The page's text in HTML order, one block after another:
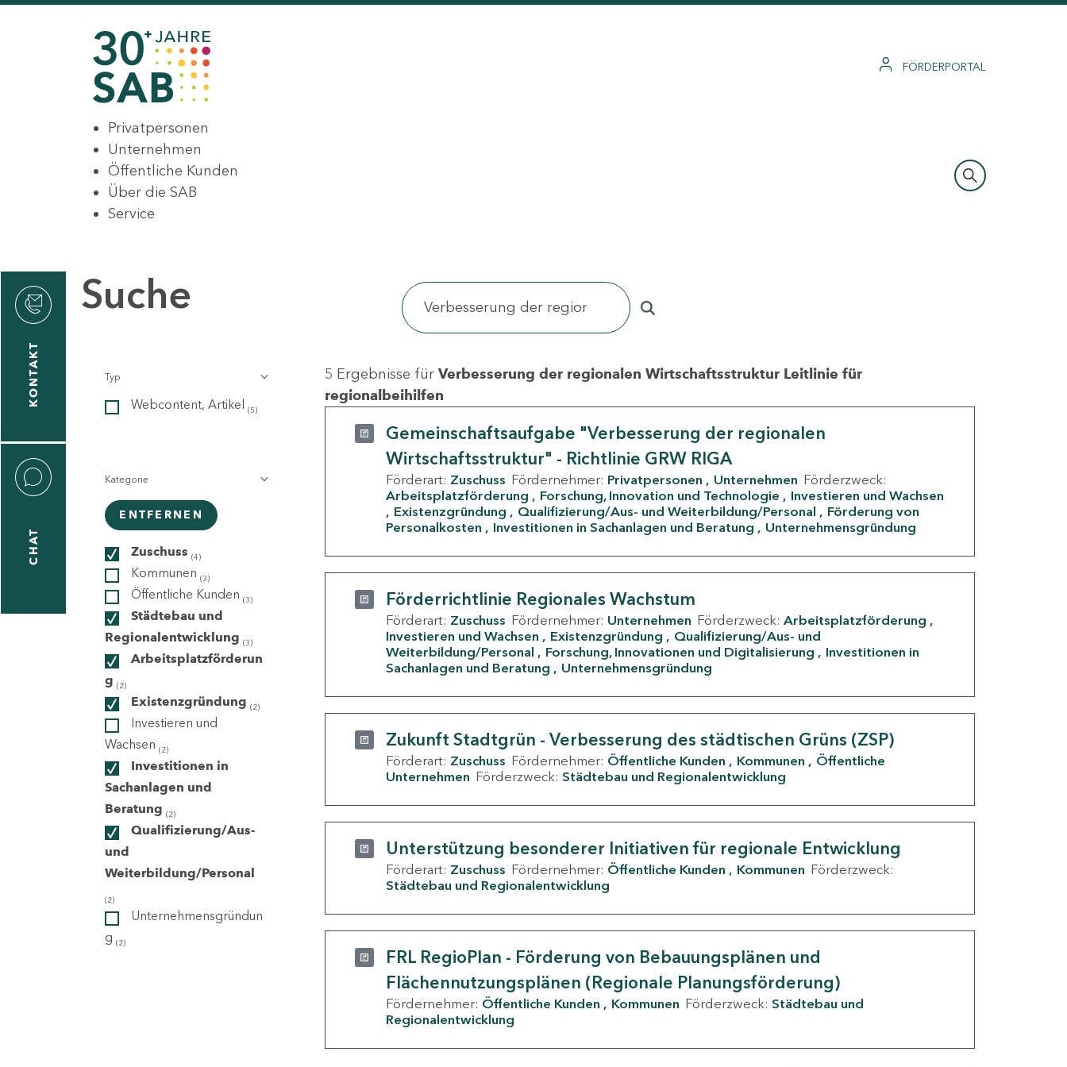
FÖRDERPORTAL
Privatpersonen
Unternehmen
Öffentliche Kunden
Über die SAB
Service
KONTAKT
CHAT
Suche
Typ
Webcontent, Artikel (5)
Kategorie
ENTFERNEN
Zuschuss (4)
Kommunen (3)
Öffentliche Kunden (3)
Städtebau und
Regionalentwicklung (3)
Arbeitsplatzförderun
g (2)
Existenzgründung (2)
Investieren und
Wachsen (2)
Investitionen in
Sachanlagen und
Beratung (2)
Qualifizierung/Aus-
und
Weiterbildung/Personal
(2)
Unternehmensgründun
g (2)
5 Ergebnisse für Verbesserung der regionalen Wirtschaftsstruktur Leitlinie für
regionalbeihilfen
Gemeinschaftsaufgabe "Verbesserung der regionalen
Wirtschaftsstruktur" - Richtlinie GRW RIGA
Förderart: Zuschuss Fördernehmer: Privatpersonen Unternehmen Förderzweck:
Arbeitsplatzförderung
Forschung, Innovation und Technologie
Investieren und Wachsen
Existenzgründung
Qualifizierung/Aus- und Weiterbildung/Personal
Förderung von
Personalkosten
Investitionen in Sachanlagen und Beratung Unternehmensgründung
Förderrichtlinie Regionales Wachstum
Förderart: Zuschuss Fördernehmer: Unternehmen Förderzweck: Arbeitsplatzförderung
Investieren und Wachsen
Existenzgründung
Qualifizierung/Aus- und
Weiterbildung/Personal
Forschung, Innovationen und Digitalisierung
Investitionen in
Sachanlagen und Beratung
Unternehmensgründung
Zukunft Stadtgrün - Verbesserung des städtischen Grüns (ZSP)
Förderart: Zuschuss Fördernehmer: Öffentliche Kunden Kommunen
Öffentliche
Unternehmen Förderzweck: Städtebau und Regionalentwicklung
Unterstützung besonderer Initiativen für regionale Entwicklung
Förderart: Zuschuss Fördernehmer: Öffentliche Kunden Kommunen Förderzweck:
Städtebau und Regionalentwicklung
FRL RegioPlan - Förderung von Bebauungsplänen und
Flächennutzungsplänen (Regionale Planungsförderung)
Fördernehmer: Öffentliche Kunden Kommunen Förderzweck: Städtebau und
Regionalentwicklung